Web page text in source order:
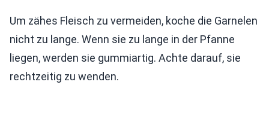
Um zähes Fleisch zu vermeiden, koche die Garnelen
nicht zu lange. Wenn sie zu lange in der Pfanne
liegen, werden sie gummiartig. Achte darauf, sie
rechtzeitig zu wenden.